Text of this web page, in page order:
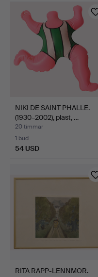
NIKI DE SAINT PHALLE.
(1930–2002), plast, …
20 timmar
1 bud
54 USD
RITA RAPP-LENNMOR.